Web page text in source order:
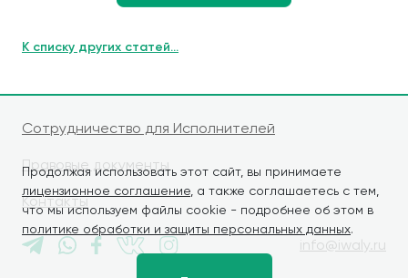
Продолжая использовать этот сайт, вы принимаете
лицензионное соглашение , а также соглашаетесь с тем,
что мы используем файлы cookie - подробнее об этом в
политике обработки и защиты персональных данных.
К списку других статей...
Сотрудничество для Исполнителей
Правовые документы
Контакты
info@iwaly.ru